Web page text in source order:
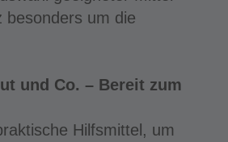
besonders um die
und Co. – Bereit zum
Hilfsmittel, um